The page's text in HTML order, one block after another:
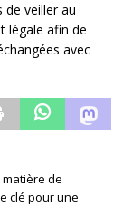
de veiller au
légale afin de
avec
de
clé pour une